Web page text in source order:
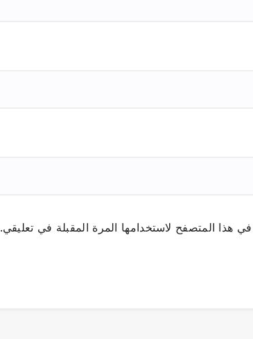
هذا المتصفح لاستخدامها المرة المقبلة في تعليقي.